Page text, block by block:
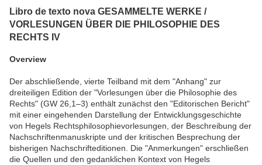
Libro de texto nova GESAMMELTE WERKE /
VORLESUNGEN ÜBER DIE PHILOSOPHIE DES
RECHTS IV
Overview
Der abschließende, vierte Teilband mit dem "Anhang" zur
dreiteiligen Edition der "Vorlesungen über die Philosophie des
Rechts" (GW 26,1–3) enthält zunächst den "Editorischen Bericht"
mit einer eingehenden Darstellung der Entwicklungsgeschichte
von Hegels Rechtsphilosophievorlesungen, der Beschreibung der
Nachschriftenmanuskripte und der kritischen Besprechung der
bisherigen Nachschrifteditionen. Die "Anmerkungen" erschließen
die Quellen und den gedanklichen Kontext von Hegels